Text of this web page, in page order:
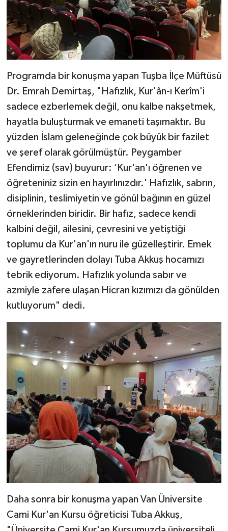
Programda bir konuşma yapan Tuşba İlçe Müftüsü
Dr. Emrah Demirtaş, "Hafızlık, Kur'ân-ı Kerîm'i
sadece ezberlemek değil, onu kalbe nakşetmek,
hayatla buluşturmak ve emaneti taşımaktır. Bu
yüzden İslam geleneğinde çok büyük bir fazilet
ve şeref olarak görülmüştür. Peygamber
Efendimiz (sav) buyurur: ‘Kur'an'ı öğrenen ve
öğreteniniz sizin en hayırlınızdır.' Hafızlık, sabrın,
disiplinin, teslimiyetin ve gönül bağının en güzel
örneklerinden biridir. Bir hafız, sadece kendi
kalbini değil, ailesini, çevresini ve yetiştiği
toplumu da Kur'an'ın nuru ile güzelleştirir. Emek
ve gayretlerinden dolayı Tuba Akkuş hocamızı
tebrik ediyorum. Hafızlık yolunda sabır ve
azmiyle zafere ulaşan Hicran kızımızı da gönülden
kutluyorum" dedi.
Daha sonra bir konuşma yapan Van Üniversite
Cami Kur'an Kursu öğreticisi Tuba Akkuş,